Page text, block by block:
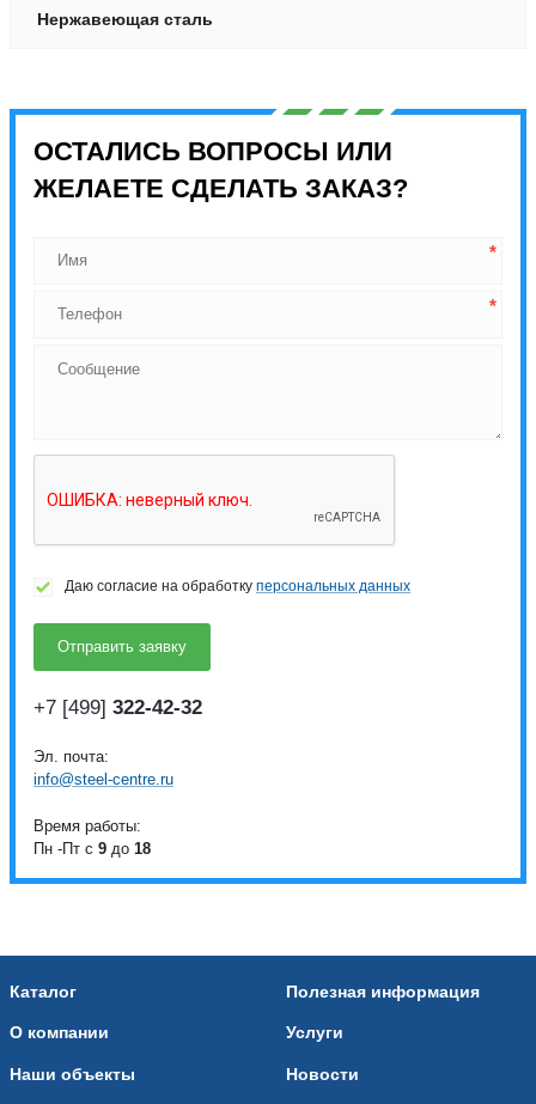
Нержавеющая сталь
ОСТАЛИСЬ ВОПРОСЫ ИЛИ
ЖЕЛАЕТЕ СДЕЛАТЬ ЗАКАЗ?
Даю согласие на обработку персональных данных
+7 [499] 322-42-32
Эл. почта:
info@steel-centre.ru
Время работы:
Пн -Пт с 9 до 18
Каталог
О компании
Наши объекты
Полезная информация
Услуги
Новости